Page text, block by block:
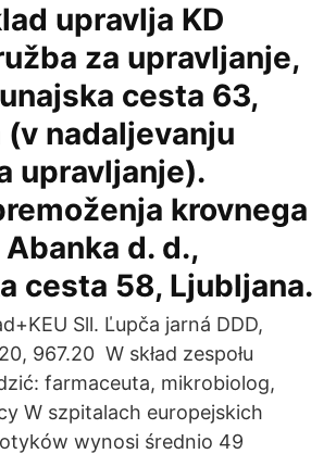
upravlja KD
za upravljanje,
cesta 63,
nadaljevanju
upravljanje).
krovnega
d. d.,
cesta 58, Ljubljana.
Sll. Ľupča jarná DDD,
967.20 W skład zespołu
farmaceuta, mikrobiolog,
W szpitalach europejskich
wynosi średnio 49